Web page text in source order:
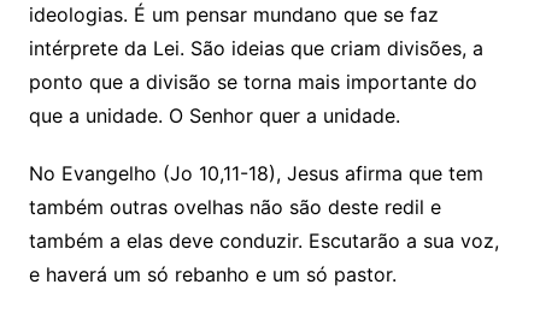
ideologias. É um pensar mundano que se faz
intérprete da Lei. São ideias que criam divisões, a
ponto que a divisão se torna mais importante do
que a unidade. O Senhor quer a unidade.
No Evangelho (Jo 10,11-18), Jesus afirma que tem
também outras ovelhas não são deste redil e
também a elas deve conduzir. Escutarão a sua voz,
e haverá um só rebanho e um só pastor.